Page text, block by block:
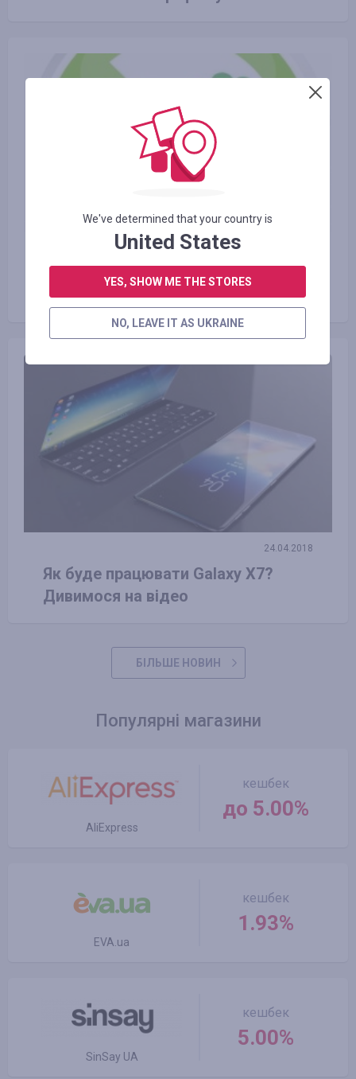
Види екологічно чистого
транспорту і користь від нього
24.04.2018
Як буде працювати Galaxy X7?
Дивимося на відео
БІЛЬШЕ НОВИН
Популярні магазини
AliExpress
кешбек
до 5.00%
EVA.ua
кешбек
1.93%
SinSay UA
кешбек
5.00%
We've determined that your country is
United States
YES, SHOW ME THE STORES
NO, LEAVE IT AS UKRAINE